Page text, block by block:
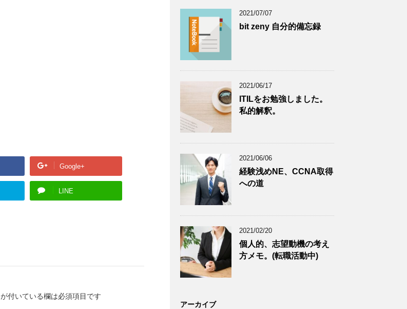
Google+
LINE
が付いている欄は必須項目です
2021/07/07
bit zeny 自分的備忘録
2021/06/17
ITILをお勉強しました。
私的解釈。
2021/06/06
経験浅めNE、CCNA取得
への道
2021/02/20
個人的、志望動機の考え
方メモ。(転職活動中)
アーカイブ